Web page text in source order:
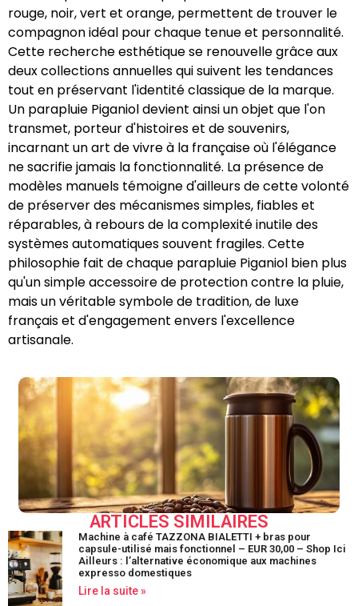
rouge, noir, vert et orange, permettent de trouver le
compagnon idéal pour chaque tenue et personnalité.
Cette recherche esthétique se renouvelle grâce aux
deux collections annuelles qui suivent les tendances
tout en préservant l'identité classique de la marque.
Un parapluie Piganiol devient ainsi un objet que l'on
transmet, porteur d'histoires et de souvenirs,
incarnant un art de vivre à la française où l'élégance
ne sacrifie jamais la fonctionnalité. La présence de
modèles manuels témoigne d'ailleurs de cette volonté
de préserver des mécanismes simples, fiables et
réparables, à rebours de la complexité inutile des
systèmes automatiques souvent fragiles. Cette
philosophie fait de chaque parapluie Piganiol bien plus
qu'un simple accessoire de protection contre la pluie,
mais un véritable symbole de tradition, de luxe
français et d'engagement envers l'excellence
artisanale.
ARTICLES SIMILAIRES
Machine à café TAZZONA BIALETTI + bras pour
capsule-utilisé mais fonctionnel – EUR 30,00 – Shop Ici
Ailleurs : l’alternative économique aux machines
expresso domestiques
Lire la suite »